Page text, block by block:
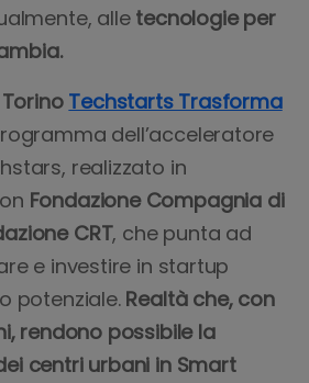
alletecnologie per
Torino Techstarts Trasforma
dell’acceleratore
realizzato in
Fondazione Compagnia di
CRT, che punta ad
e investire in startup
potenziale. Realtà che, con
rendono possibile la
centri urbani in Smart